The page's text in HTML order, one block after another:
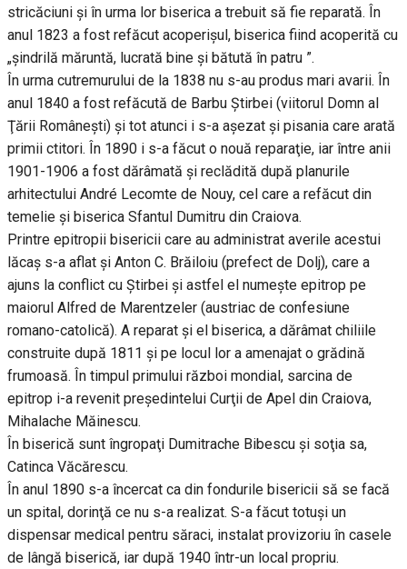
stricăciuni şi în urma lor biserica a trebuit să fie reparată. În
anul 1823 a fost refăcut acoperişul, biserica fiind acoperită cu
„şindrilă măruntă, lucrată bine şi bătută în patru ”.
În urma cutremurului de la 1838 nu s-au produs mari avarii. În
anul 1840 a fost refăcută de Barbu Ştirbei (viitorul Domn al
Ţării Româneşti) şi tot atunci i s-a aşezat şi pisania care arată
primii ctitori. În 1890 i s-a făcut o nouă reparaţie, iar între anii
1901-1906 a fost dărâmată şi reclădită după planurile
arhitectului André Lecomte de Nouy, cel care a refăcut din
temelie şi biserica Sfantul Dumitru din Craiova.
Printre epitropii bisericii care au administrat averile acestui
lăcaş s-a aflat şi Anton C. Brăiloiu (prefect de Dolj), care a
ajuns la conflict cu Ştirbei şi astfel el numeşte epitrop pe
maiorul Alfred de Marentzeler (austriac de confesiune
romano-catolică). A reparat şi el biserica, a dărâmat chiliile
construite după 1811 şi pe locul lor a amenajat o grădină
frumoasă. În timpul primului război mondial, sarcina de
epitrop i-a revenit preşedintelui Curţii de Apel din Craiova,
Mihalache Măinescu.
În biserică sunt îngropaţi Dumitrache Bibescu şi soţia sa,
Catinca Văcărescu.
În anul 1890 s-a încercat ca din fondurile bisericii să se facă
un spital, dorinţă ce nu s-a realizat. S-a făcut totuşi un
dispensar medical pentru săraci, instalat provizoriu în casele
de lângă biserică, iar după 1940 într-un local propriu.